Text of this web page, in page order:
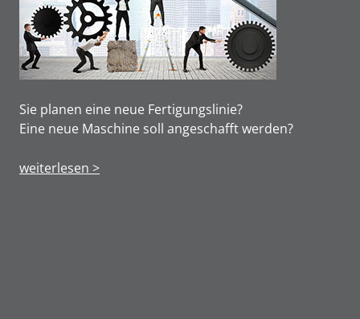
Sie planen eine neue Fertigungslinie?
Eine neue Maschine soll angeschafft werden?
weiterlesen >